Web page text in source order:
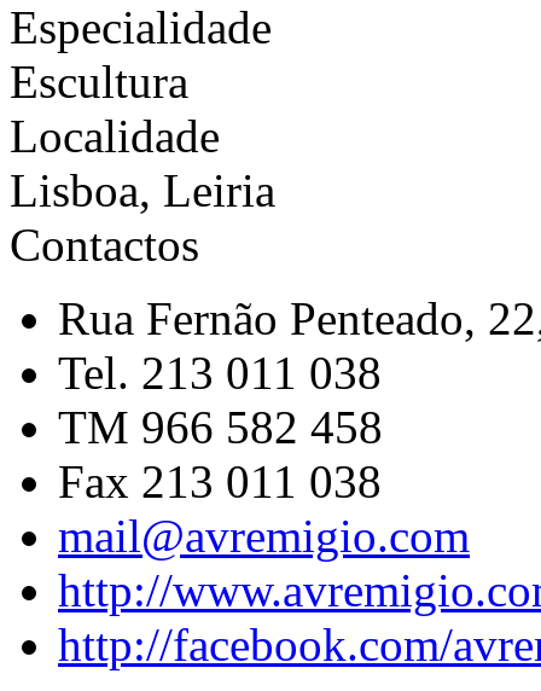
Especialidade
Escultura
Localidade
Lisboa, Leiria
Contactos
Rua Fernão Penteado,
Tel. 213 011 038
TM 966 582 458
Fax 213 011 038
mail@avremigio.com
http://
http://facebook.com/